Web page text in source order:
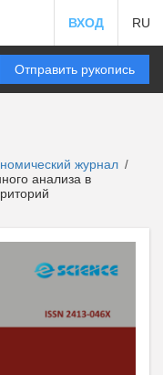
ВХОД RU
Отправить рукопись
журнал /
анализа в